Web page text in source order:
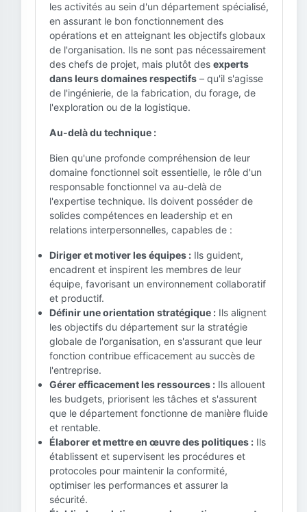
les activités au sein d'un département spécialisé,
en assurant le bon fonctionnement des
opérations et en atteignant les objectifs globaux
de l'organisation. Ils ne sont pas nécessairement
des chefs de projet, mais plutôt des experts
dans leurs domaines respectifs – qu'il s'agisse
de l'ingénierie, de la fabrication, du forage, de
l'exploration ou de la logistique.
Au-delà du technique :
Bien qu'une profonde compréhension de leur
domaine fonctionnel soit essentielle, le rôle d'un
responsable fonctionnel va au-delà de
l'expertise technique. Ils doivent posséder de
solides compétences en leadership et en
relations interpersonnelles, capables de :
Diriger et motiver les équipes : Ils guident,
encadrent et inspirent les membres de leur
équipe, favorisant un environnement collaboratif
et productif.
Définir une orientation stratégique : Ils alignent
les objectifs du département sur la stratégie
globale de l'organisation, en s'assurant que leur
fonction contribue efficacement au succès de
l'entreprise.
Gérer efficacement les ressources : Ils allouent
les budgets, priorisent les tâches et s'assurent
que le département fonctionne de manière fluide
et rentable.
Élaborer et mettre en œuvre des politiques : Ils
établissent et supervisent les procédures et
protocoles pour maintenir la conformité,
optimiser les performances et assurer la
sécurité.